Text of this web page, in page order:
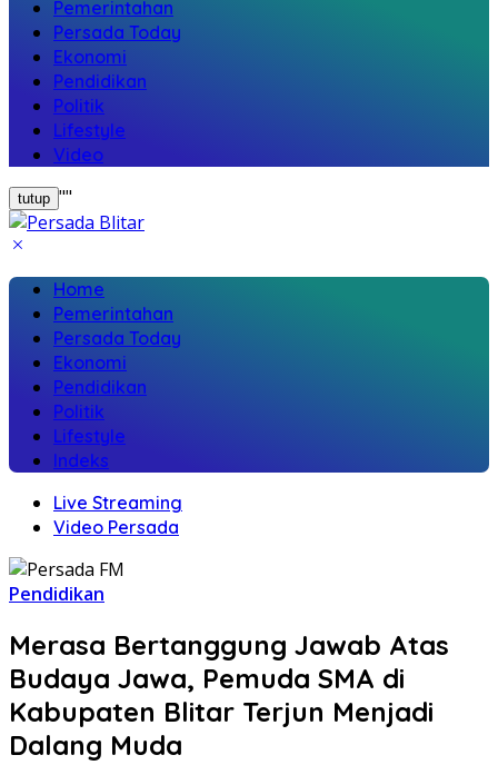
Pemerintahan
Persada Today
Ekonomi
Pendidikan
Politik
Lifestyle
Video
tutup ""
Home
Pemerintahan
Persada Today
Ekonomi
Pendidikan
Politik
Lifestyle
Indeks
Live Streaming
Video Persada
Pendidikan
Merasa Bertanggung Jawab Atas
Budaya Jawa, Pemuda SMA di
Kabupaten Blitar Terjun Menjadi
Dalang Muda